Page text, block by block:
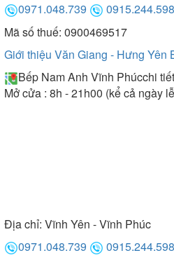
0971.048.739
0915.244.598
Mã số thuế: 0900469517
Giới thiệu Văn Giang - Hưng Yên
Bếp Nam Anh Vĩnh Phúcchi
Mở cửa : 8h - 21h00 (kể cả ngày
Địa chỉ: Vĩnh Yên - Vĩnh Phúc
0971.048.739
0915.244.598